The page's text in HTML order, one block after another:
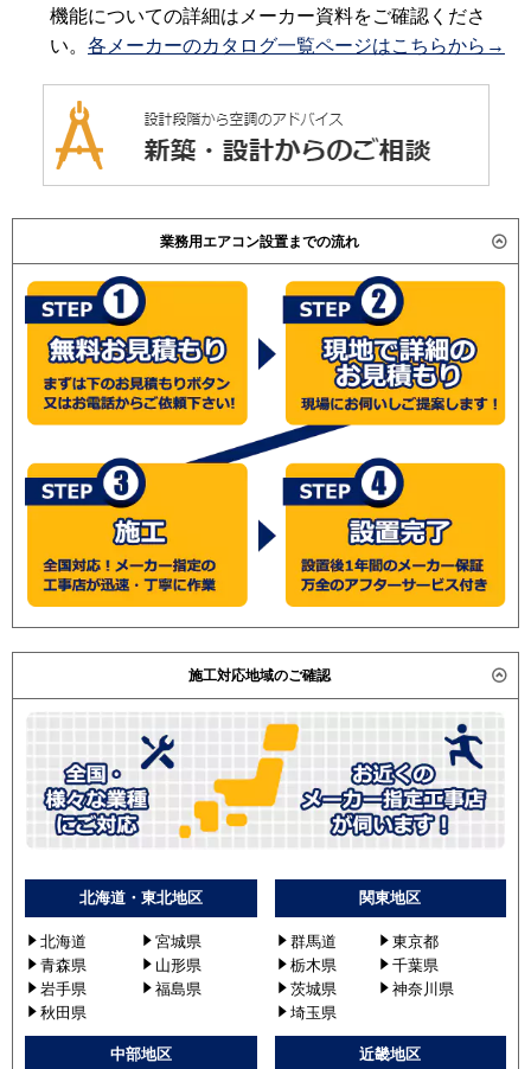
機能についての詳細はメーカー資料をご確認くださ
い。 各メーカーのカタログ一覧ページはこちらから→
業務用エアコン設置までの流れ
施工対応地域のご確認
北海道・東北地区
北海道
宮城県
青森県
山形県
岩手県
福島県
秋田県
関東地区
群馬道
東京都
栃木県
千葉県
茨城県
神奈川県
埼玉県
中部地区 近畿地区